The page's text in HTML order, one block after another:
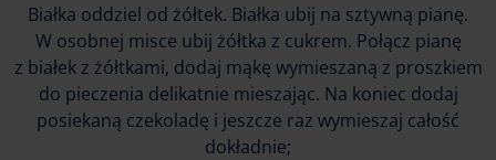
Białka oddziel od żółtek. Białka ubij na sztywną pianę.
W osobnej misce ubij żółtka z cukrem. Połącz pianę
z białek z żółtkami, dodaj mąkę wymieszaną z proszkiem
do pieczenia delikatnie mieszając. Na koniec dodaj
posiekaną czekoladę i jeszcze raz wymieszaj całość
dokładnie;